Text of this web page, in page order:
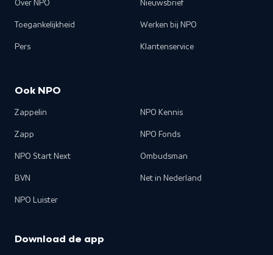
Over NPO
Toegankelijkheid
Pers
Nieuwsbrief
Werken bij NPO
Klantenservice
Ook NPO
Zappelin
Zapp
NPO Start Next
BVN
NPO Luister
NPO Kennis
NPO Fonds
Ombudsman
Net in Nederland
Download de app